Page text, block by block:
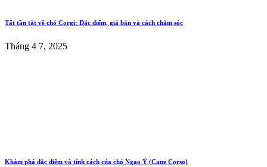
Tất tần tật về chó Corgi: Đặc điểm, giá bán và cách chăm sóc
Tháng 4 7, 2025
Khám phá đặc điểm và tính cách của chó Ngao Ý (Cane Corso)